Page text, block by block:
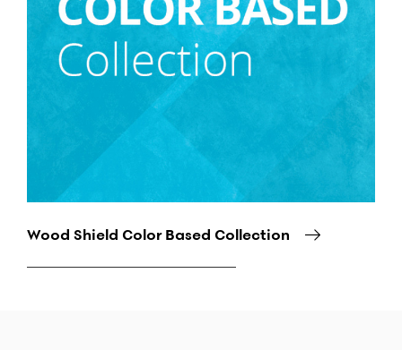
Wood Shield Color Based Collection